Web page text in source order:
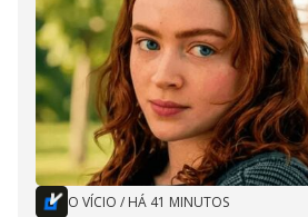
O VÍCIO / HÁ 41 MINUTOS